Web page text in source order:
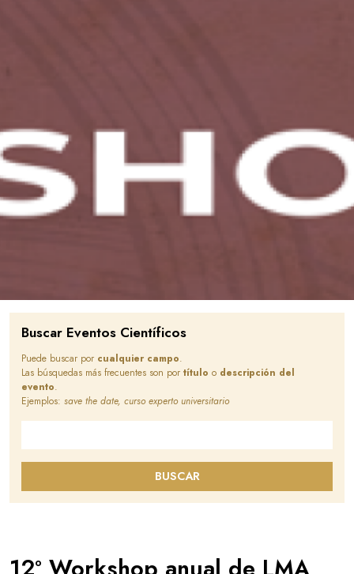
Buscar Eventos Científicos
Puede buscar por cualquier campo.
Las búsquedas más frecuentes son por título o descripción del
evento.
Ejemplos: save the date, curso experto universitario
BUSCAR